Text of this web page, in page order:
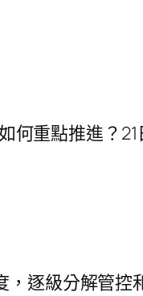
何重點推進？
逐級分解管控